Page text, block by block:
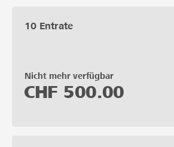
10 Entrate
Nicht mehr verfügbar
CHF 500.00